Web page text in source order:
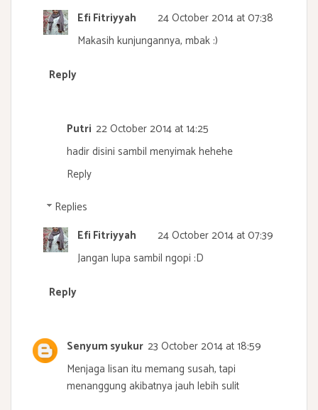
Efi Fitriyyah
24 October 2014 at 07:38
Makasih kunjungannya, mbak :)
Reply
Putri 22 October 2014 at 14:25
hadir disini sambil menyimak hehehe
Reply
Replies
Efi Fitriyyah
24 October 2014 at 07:39
Jangan lupa sambil ngopi :D
Reply
Senyum syukur 23 October 2014 at 18:59
Menjaga lisan itu memang susah, tapi
menanggung akibatnya jauh lebih sulit